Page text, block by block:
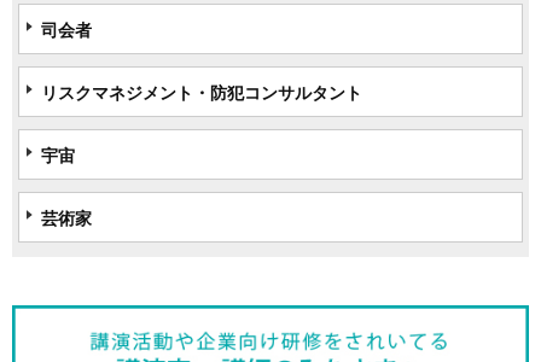
司会者
リスクマネジメント・防犯コンサルタント
宇宙
芸術家